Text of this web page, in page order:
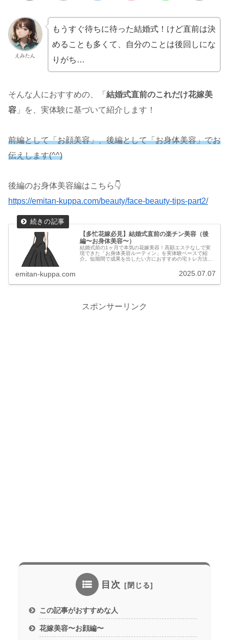
えみたん
もうすぐ待ちに待った結婚式！けど直前は決
めることも多くて、自分のことは後回しにな
りがち…
そんな人におすすめの、「 結婚式直前のこれだけ花嫁美
容 」を、実体験に基づいて紹介します！
前編として「お顔美容」、後編として「お身体美容」でお
伝えします(^^)
後編のお身体美容編はこちら👇
https://emitan-kuppa.com/beauty/face-beauty-tips-part2/
【多忙花嫁必見】結婚式直前の楽チン美容（後
編〜お身体美容〜）
結婚式前の1ヶ月で本気の花嫁美容！高額エステなしで実
現できた「お身体美容ルーティン」を実体験ベースで紹
介。短期間で成果を出したい方におすすめの宅トレ方法も
emitan-kuppa.com 2025.07.07
スポンサーリンク
目次
この記事がおすすめな人
花嫁美容〜お顔編〜